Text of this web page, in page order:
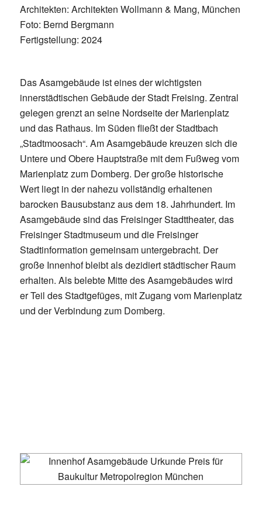
Architekten: Architekten Wollmann & Mang, München
Foto: Bernd Bergmann
Fertigstellung: 2024
Das Asamgebäude ist eines der wichtigsten
innerstädtischen Gebäude der Stadt Freising. Zentral
gelegen grenzt an seine Nordseite der Marienplatz
und das Rathaus. Im Süden fließt der Stadtbach
„Stadtmoosach“. Am Asamgebäude kreuzen sich die
Untere und Obere Hauptstraße mit dem Fußweg vom
Marienplatz zum Domberg. Der große historische
Wert liegt in der nahezu vollständig erhaltenen
barocken Bausubstanz aus dem 18. Jahrhundert. Im
Asamgebäude sind das Freisinger Stadttheater, das
Freisinger Stadtmuseum und die Freisinger
Stadtinformation gemeinsam untergebracht. Der
große Innenhof bleibt als dezidiert städtischer Raum
erhalten. Als belebte Mitte des Asamgebäudes wird
er Teil des Stadtgefüges, mit Zugang vom Marienplatz
und der Verbindung zum Domberg.